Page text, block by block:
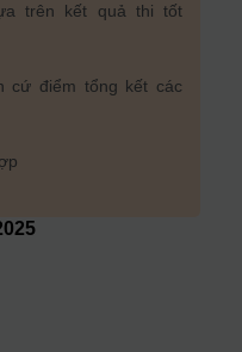
trên kết quả thi tốt
cứ điểm tổng kết các